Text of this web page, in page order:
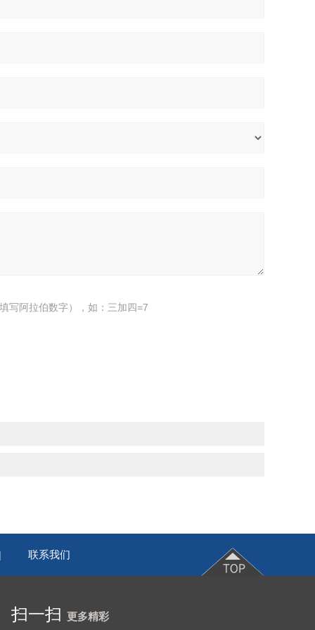
写阿拉伯数字），如：三加四=7
联系我们
扫一扫 更多精彩